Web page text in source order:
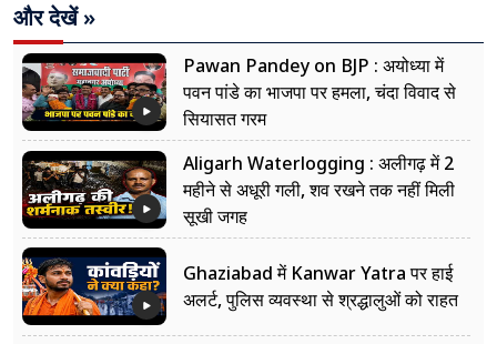
और देखें »
Pawan Pandey on BJP : अयोध्या में
पवन पांडे का भाजपा पर हमला, चंदा विवाद से
सियासत गरम
Aligarh Waterlogging : अलीगढ़ में 2
महीने से अधूरी गली, शव रखने तक नहीं मिली
सूखी जगह
Ghaziabad में Kanwar Yatra पर हाई
अलर्ट, पुलिस व्यवस्था से श्रद्धालुओं को राहत